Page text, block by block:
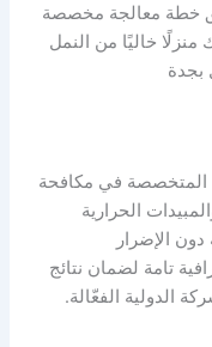
خطة معالجة مخصصة
خاليًا من النمل
بجدة
المتخصصة في مكافحة
الحرارية
الإضرار
تامة لضمان نتائج
الدولية الفعّالة.